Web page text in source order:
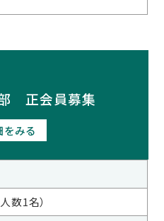
部 正会員募集
をみる
数1名）